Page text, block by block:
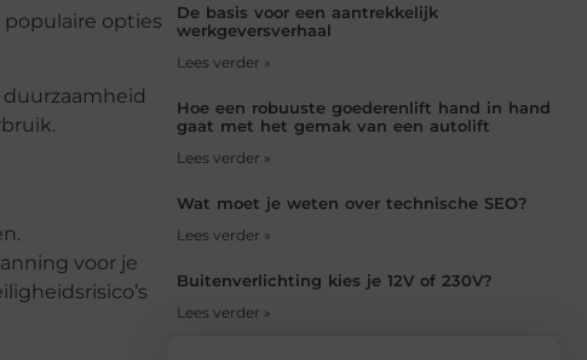
opties
voor je
De basis voor een aantrekkelijk
werkgeversverhaal
Lees verder »
Hoe een robuuste goederenlift hand in hand
gaat met het gemak van een autolift
Lees verder »
Wat moet je weten over technische SEO?
Lees verder »
Buitenverlichting kies je 12V of 230V?
Lees verder »